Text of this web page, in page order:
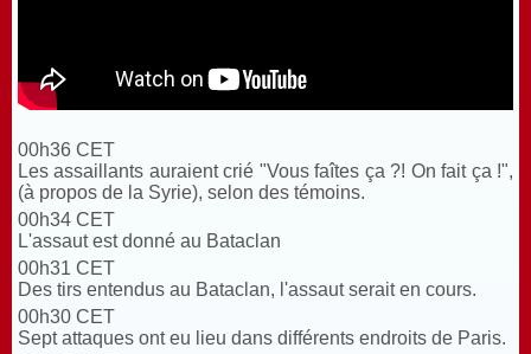
00h36 CET
Les assaillants auraient crié "Vous faîtes ça ?! On fait ça !",
(à propos de la Syrie), selon des témoins.
00h34 CET
L'assaut est donné au Bataclan
00h31 CET
Des tirs entendus au Bataclan, l'assaut serait en cours.
00h30 CET
Sept attaques ont eu lieu dans différents endroits de Paris.